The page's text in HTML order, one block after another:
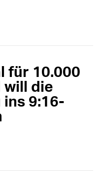
für 10.000
will die
9:16-